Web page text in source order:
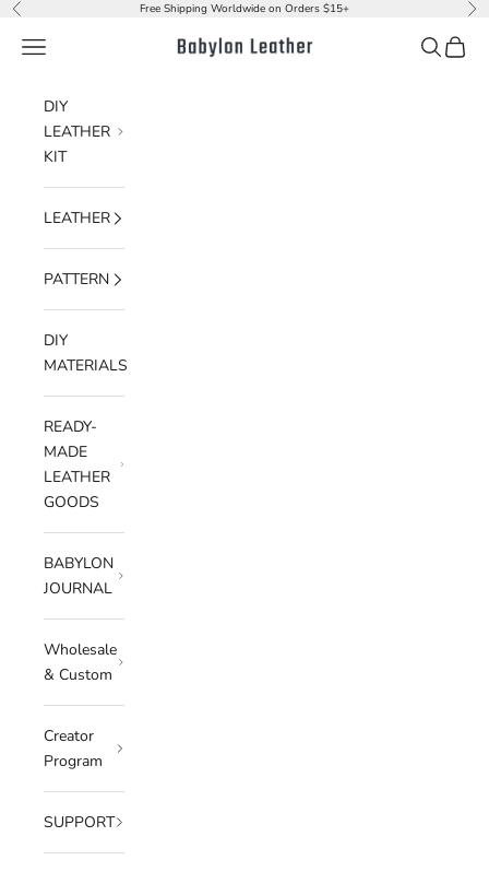
Skip to content
Previous Free Shipping Worldwide on Orders $15+
Babylon Leather
Navigation menu Search
Cart
DIY
LEATHER
KIT
LEATHER
PATTERN
DIY
MATERIALS
READY-
MADE
LEATHER
GOODS
BABYLON
JOURNAL
Wholesale
& Custom
Creator
Program
SUPPORT